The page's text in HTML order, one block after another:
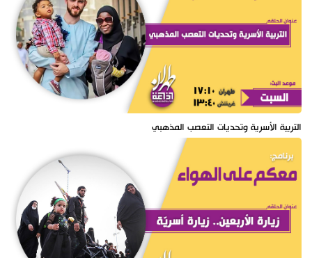
التربية الأسرية وتحديات التعصب المذهبي